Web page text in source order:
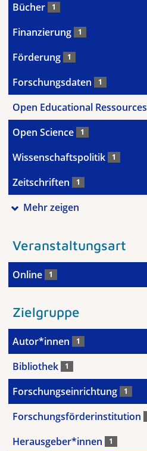
Bücher 1
Finanzierung 1
Förderung 1
Forschungsdaten 1
Open Educational Ressources
Open Science 1
Wissenschaftspolitik 1
Zeitschriften 1
Mehr zeigen
Veranstaltungsart
Online 1
Zielgruppe
Autor*innen 1
Bibliothek 1
Forschungseinrichtung 1
Forschungsförderinstitution
Herausgeber*innen 1